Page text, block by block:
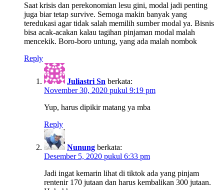
Saat krisis dan perekonomian lesu gini, modal jadi penting
juga biar tetap survive. Semoga makin banyak yang
teredukasi agar tidak salah memilih sumber modal ya. Bisnis
bisa acak-acakan kalau tagihan pinjaman modal malah
mencekik. Boro-boro untung, yang ada malah nombok
Reply
Juliastri Sn berkata:
November 30, 2020 pukul 9:19 pm
Yup, harus dipikir matang ya mba
Reply
Nunung berkata:
Desember 5, 2020 pukul 6:33 pm
Jadi ingat kemarin lihat di tiktok ada yang pinjam
rentenir 170 jutaan dan harus kembalikan 300 jutaan.